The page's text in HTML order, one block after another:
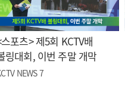
포츠> 제5회 KCTV배
링대회, 이번 주말 개막
NEWS 7